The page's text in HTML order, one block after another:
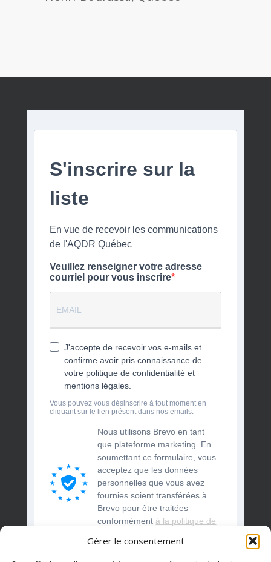
Gérer le consentement
S'inscrire sur la
liste
En vue de recevoir les communications
de l'AQDR Québec
Veuillez renseigner votre adresse
courriel pour vous inscrire
J'accepte de recevoir vos e-mails et
confirme avoir pris connaissance de
votre politique de confidentialité et
mentions légales.
Vous pouvez vous désinscrire à tout moment en
cliquant sur le lien présent dans nos emails.
Nous utilisons Brevo en tant
que plateforme marketing. En
soumettant ce formulaire, vous
acceptez que les données
personnelles que vous avez
fournies soient transférées à
Brevo pour être traitées
conformément à la politique de